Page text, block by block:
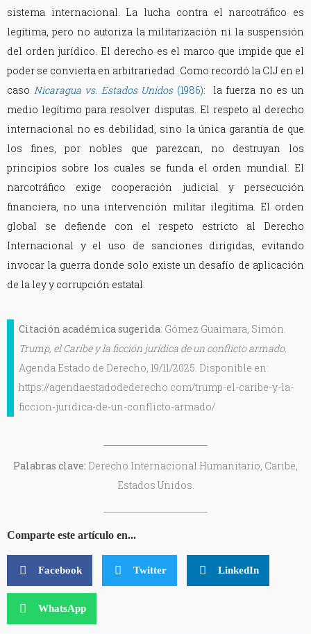
sistema internacional. La lucha contra el narcotráfico es
legítima, pero no autoriza la militarización ni la suspensión
del orden jurídico. El derecho es el marco que impide que el
poder se convierta en arbitrariedad. Como recordó la CIJ en el
caso Nicaragua vs. Estados Unidos(1986): la fuerza no es un
medio legítimo para resolver disputas. El respeto al derecho
internacional no es debilidad, sino la única garantía de que
los fines, por nobles que parezcan, no destruyan los
principios sobre los cuales se funda el orden mundial. El
narcotráfico exige cooperación judicial y persecución
financiera, no una intervención militar ilegítima. El orden
global se defiende con el respeto estricto al Derecho
Internacional y el uso de sanciones dirigidas, evitando
invocar la guerra donde solo existe un desafío de aplicación
de la ley y corrupción estatal.
Citación académica sugerida: Gómez Guaimara, Simón.
Trump, el Caribe y la ficción jurídica de un conflicto armado.
Agenda Estado de Derecho, 19/11/2025. Disponible en:
https://agendaestadodederecho.com/trump-el-caribe-y-la-
ficcion-juridica-de-un-conflicto-armado/
Palabras clave: Derecho Internacional Humanitario, Caribe,
Estados Unidos.
Comparte este artículo en...
Facebook Twitter LinkedIn
WhatsApp